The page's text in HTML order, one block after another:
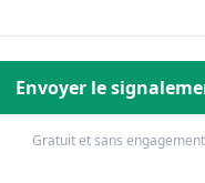
Envoyer le
Gratuit et sans engagement